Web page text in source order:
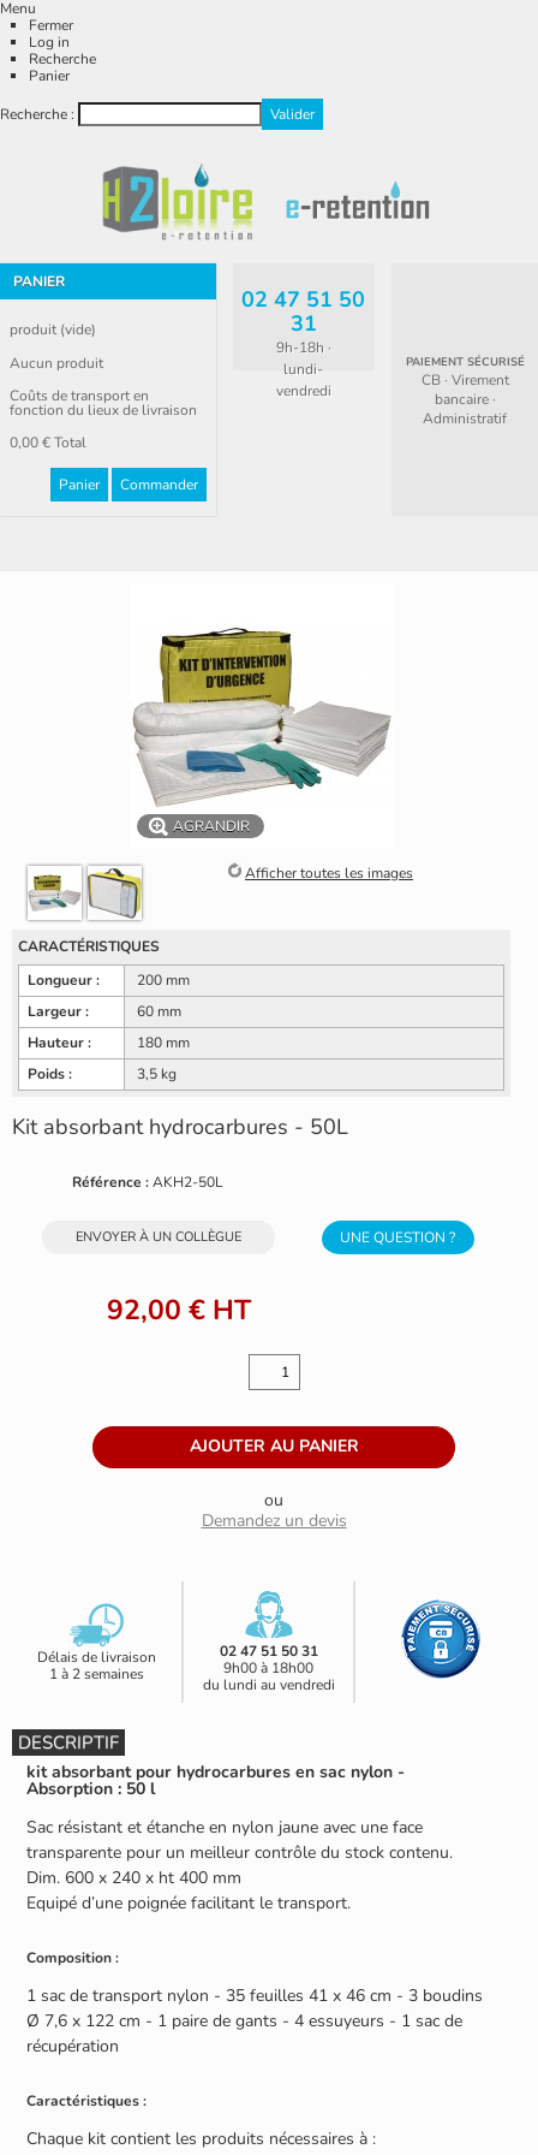
Menu
Fermer
Log in
Recherche
Panier
Recherche :
PANIER
produit (vide)
Aucun produit
Coûts de transport en
fonction du lieux de livraison
0,00 €Total
Panier Commander
02 47 51 50
31
9h-18h ·
lundi-
vendredi
PAIEMENT SÉCURISÉ
CB · Virement
bancaire ·
Administratif
AGRANDIR
Afficher toutes les images
CARACTÉRISTIQUES
Longueur :
200 mm
Largeur :
60 mm
Hauteur :
180 mm
Poids :
3,5 kg
Kit absorbant hydrocarbures - 50L
Référence : AKH2-50L
UNE QUESTION ?
ENVOYER À UN COLLÈGUE
92,00 € HT
ou
Demandez un devis
Délais de livraison
1 à 2 semaines
02 47 51 50 31
9h00 à 18h00
du lundi au vendredi
DESCRIPTIF
kit absorbant pour hydrocarbures en sac nylon -
Absorption : 50 l
Sac résistant et étanche en nylon jaune avec une face
transparente pour un meilleur contrôle du stock contenu.
Dim. 600 x 240 x ht 400 mm
Equipé d’une poignée facilitant le transport.
Composition :
1 sac de transport nylon - 35 feuilles 41 x 46 cm - 3 boudins
Ø 7,6 x 122 cm - 1 paire de gants - 4 essuyeurs - 1 sac de
récupération
Caractéristiques :
Chaque kit contient les produits nécessaires à :